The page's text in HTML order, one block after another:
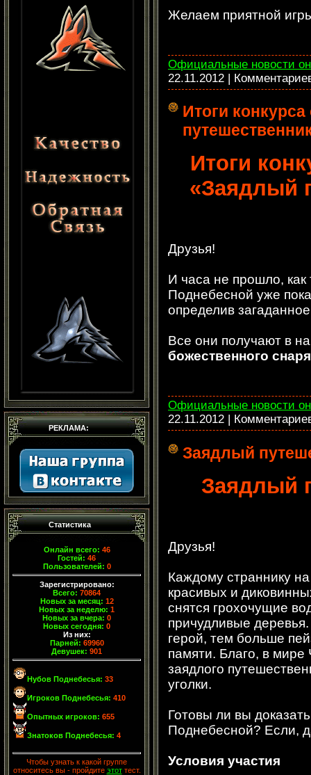
РЕКЛАМА:
Статистика
Онлайн всего: 46
Гостей: 46
Пользователей: 0
Зарегистрировано:
Всего: 70864
Новых за месяц: 12
Новых за неделю: 1
Новых за вчера: 0
Новых сегодня: 0
Из них:
Парней: 69960
Девушек: 901
Нубов Поднебесья: 33
Игроков Поднебесья: 410
Опытных игроков: 655
Знатоков Поднебесья: 4
Чтобы узнать к какой группе
относитесь вы - пройдите этоттест.
Желаем приятной
Официальные новости
22.11.2012 |
Итоги
Итоги
«Заядлый
Друзья!
И часа не прошло, как
Поднебесной уже
определив
Все они получают в
божественного
Официальные новости
22.11.2012 |
Заядлый
Заядлый
Друзья!
Каждому страннику
красивых и
снятся грохочущие
причудливые
герой, тем больше
памяти. Благо, в
заядлого
уголки.
Готовы ли вы
Поднебесной? Если,
Условия участия